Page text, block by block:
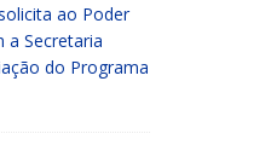
ao Poder
a Secretaria
do Programa